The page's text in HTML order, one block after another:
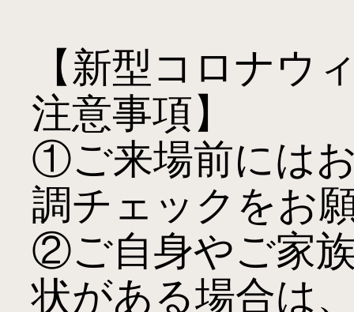
【新型コロナウ
注意事項】
①ご来場前には
調チェックをお
②ご自身やご家
状がある場合は